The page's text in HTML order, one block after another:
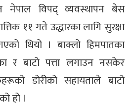
नेपाल विपद् व्यवस्थापन बेस
११ गते उद्धारका लागि सुरक्षा
थियो । बाक्लो हिमपातका
र बाटो पत्ता लगाउन नसकेर
डोरीको सहायताले बाटो
हो ।